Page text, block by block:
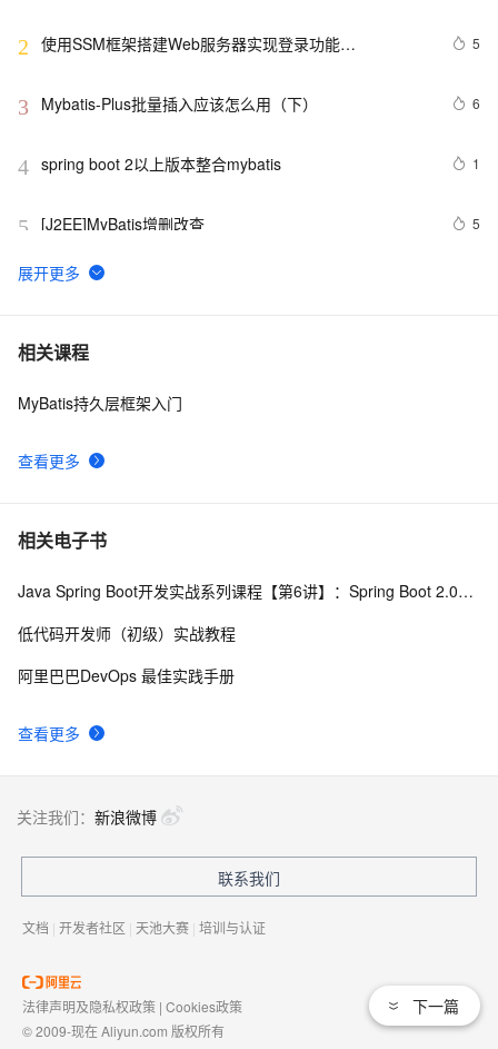
2 使用SSM框架搭建Web服务器实现登录功能
5
3 Mybatis-Plus批量插入应该怎么用（下） 6
4 spring boot 2以上版本整合mybatis 1
5 [J2EE]MyBatis增删改查 5
6 MyBatis - (一) 基本数据操作命令和简单映射
7 【Mybatis】深入学习MyBatis：概述、主要特性以及配置
8 实现Spring Boot与MyBatis结合进行数据库历史数据的定
9 Mybatis Plus | 快速入门
10
相关课程
查看更多
MyBatis持久层框架入门
相关电子书
查看更多
Java Spring Boot开发实战系列课程【第6讲】：Spring Boot 2.0实战MyBatis与优化(Java面试题)
低代码开发师（初级）实战教程
阿里巴巴DevOps 最佳实践手册
下一篇
关注我们： 新浪微博
联系我们
文档 | 开发者社区 | 天池大赛 | 培训与认证
法律声明及隐私权政策 | Cookies政策
© 2009-现在 Aliyun.com 版权所有